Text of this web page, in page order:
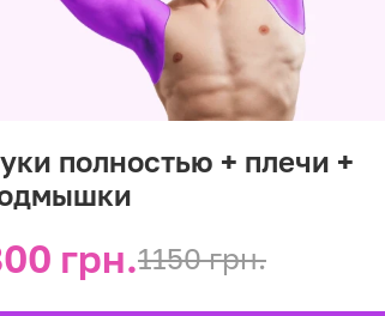
полностью + плечи +
грн.1150 грн.